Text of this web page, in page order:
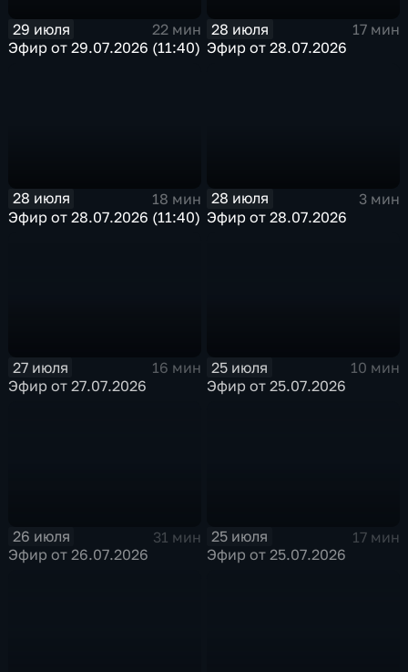
29 июля
22 мин
Эфир от 29.07.2026 (11:40)
28 июля
17 мин
Эфир от 28.07.2026
28 июля
18 мин
Эфир от 28.07.2026 (11:40)
28 июля
3 мин
Эфир от 28.07.2026
27 июля
16 мин
Эфир от 27.07.2026
25 июля
10 мин
Эфир от 25.07.2026
26 июля
31 мин
Эфир от 26.07.2026
25 июля
17 мин
Эфир от 25.07.2026